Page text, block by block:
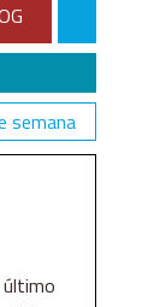
semana
último